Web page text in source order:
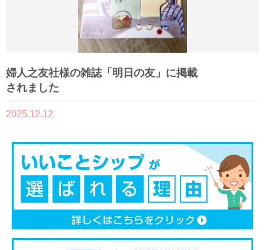
婦人之友社様の雑誌「明日の友」に掲載
されました
2025.12.12